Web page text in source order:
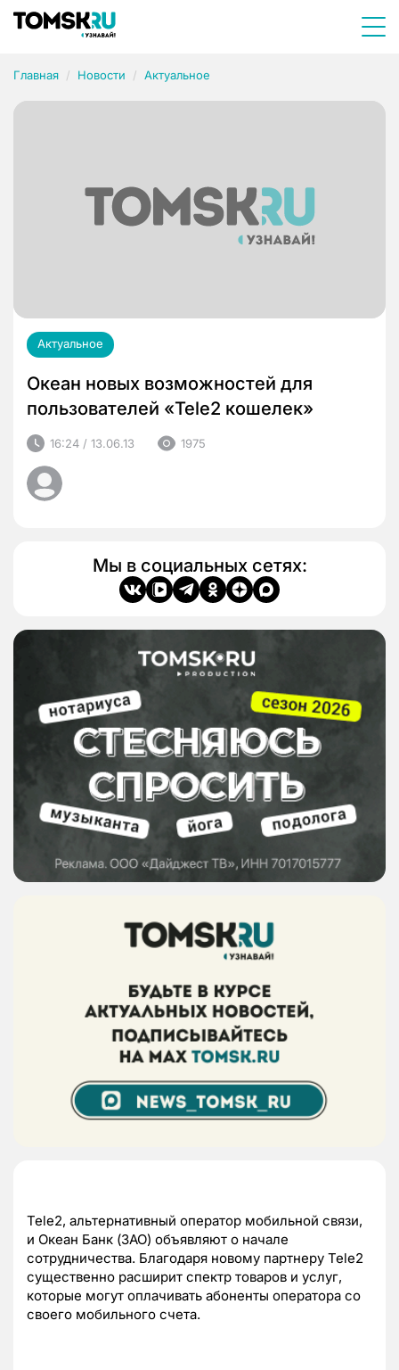
Главная Новости Актуальное
Актуальное
Океан новых возможностей для
пользователей «Tele2 кошелек»
16:24 / 13.06.13 1975
Мы в социальных сетях:
Tele2, альтернативный оператор мобильной связи,
и Океан Банк (ЗАО) объявляют о начале
сотрудничества. Благодаря новому партнеру Tele2
существенно расширит спектр товаров и услуг,
которые могут оплачивать абоненты оператора со
своего мобильного счета.